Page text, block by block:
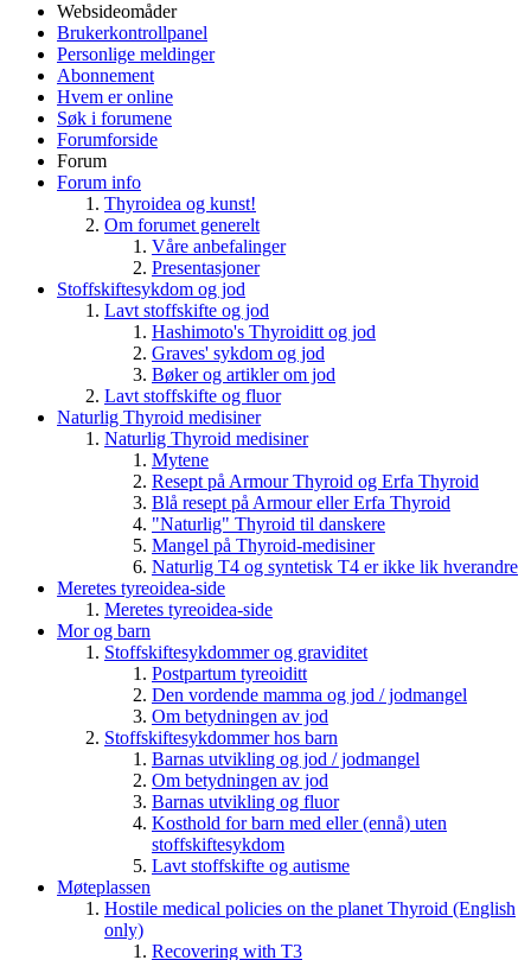
Websideomåder
Brukerkontrollpanel
Personlige meldinger
Abonnement
Hvem er online
Søk i forumene
Forumforside
Forum
Forum info
Thyroidea og kunst!
Om forumet generelt
Våre anbefalinger
Presentasjoner
Stoffskiftesykdom og jod
Lavt stoffskifte og jod
Hashimoto's Thyroiditt og jod
Graves' sykdom og jod
Bøker og artikler om jod
Lavt stoffskifte og fluor
Naturlig Thyroid medisiner
Naturlig Thyroid medisiner
Mytene
Resept på Armour Thyroid og Erfa Thyroid
Blå resept på Armour eller Erfa Thyroid
"Naturlig" Thyroid til danskere
Mangel på Thyroid-medisiner
Naturlig T4 og syntetisk T4 er ikke lik hverandre
Meretes tyreoidea-side
Meretes tyreoidea-side
Mor og barn
Stoffskiftesykdommer og graviditet
Postpartum tyreoiditt
Den vordende mamma og jod / jodmangel
Om betydningen av jod
Stoffskiftesykdommer hos barn
Barnas utvikling og jod / jodmangel
Om betydningen av jod
Barnas utvikling og fluor
Kosthold for barn med eller (ennå) uten
stoffskiftesykdom
Lavt stoffskifte og autisme
Møteplassen
Hostile medical policies on the planet Thyroid (English
only)
Recovering with T3